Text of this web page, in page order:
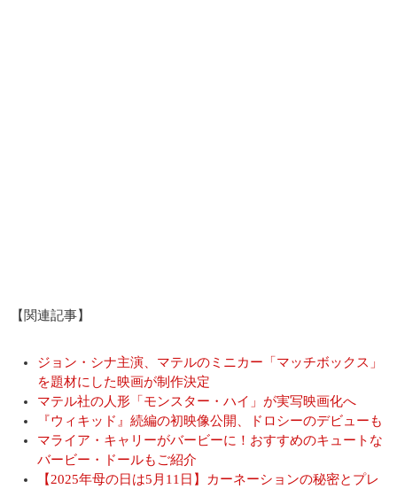
【関連記事】
ジョン・シナ主演、マテルのミニカー「マッチボックス」
を題材にした映画が制作決定
マテル社の人形「モンスター・ハイ」が実写映画化へ
『ウィキッド』続編の初映像公開、ドロシーのデビューも
マライア・キャリーがバービーに！おすすめのキュートな
バービー・ドールもご紹介
【2025年母の日は5月11日】カーネーションの秘密とプレ